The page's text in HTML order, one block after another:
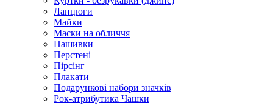
Ланцюги
Майки
Маски на обличчя
Нашивки
Перстені
Пірсінг
Плакати
Подарункові набори значків
Рок-атрибутика Чашки